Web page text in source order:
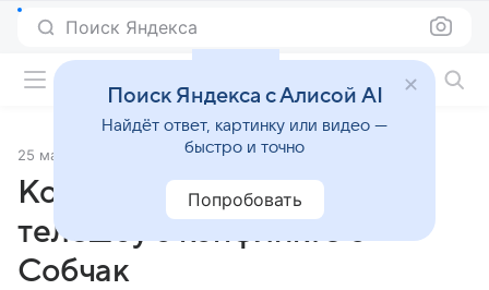
Поиск Яндекса
25 марта 2019 Источник:Кино Mail
Кожевникова рассказала в
телешоу о конфликте с
Собчак
Поиск Яндекса с Алисой AI
Найдёт ответ, картинку или видео —
быстро и точно
Попробовать